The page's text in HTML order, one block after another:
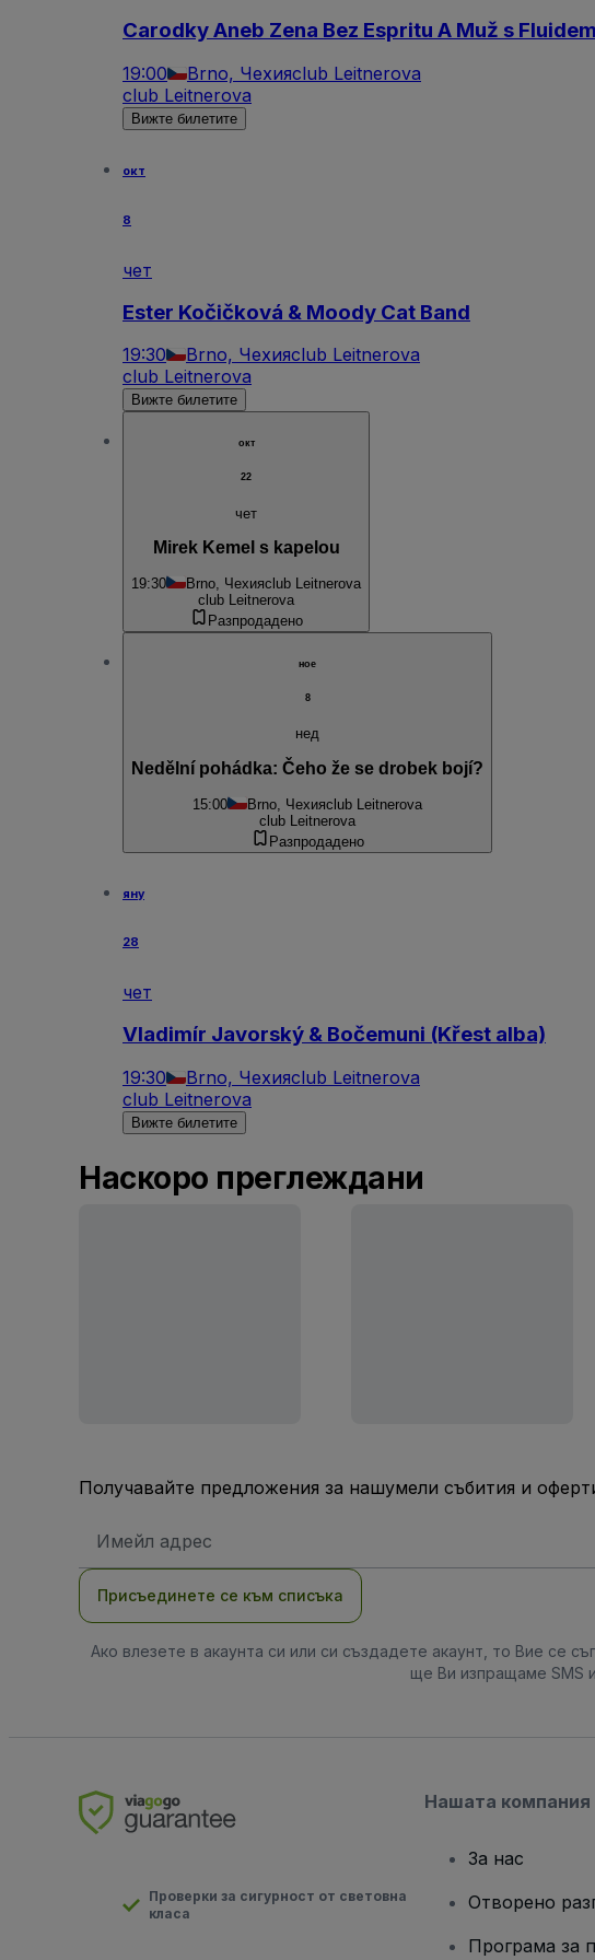
Carodky Aneb Zena Bez Espritu A Muž s
19:00 Brno, Чехияclub Leitnerova
club Leitnerova
Вижте билетите
окт
8
чет
Ester Kočičková & Moody Cat Band
19:30 Brno, Чехияclub Leitnerova
club Leitnerova
Вижте билетите
окт
22
чет
Mirek Kemel s kapelou
19:30 Brno, Чехияclub Leitnerova
club Leitnerova
Разпродадено
ное
8
нед
Nedělní pohádka: Čeho že se drobek bojí?
15:00 Brno, Чехияclub Leitnerova
club Leitnerova
Разпродадено
яну
28
чет
Vladimír Javorský & Bočemuni (Křest alba)
19:30 Brno, Чехияclub Leitnerova
club Leitnerova
Вижте билетите
Наскоро преглеждани
Получавайте предложения за нашумели събития и
адрес
Присъединете се към списъка
Ако влезете в акаунта си или си създадете акаунт, то Вие се
ще Ви изпращаме SMS
Проверки за сигурност от световна
класа
Нашата компания
За нас
Отворено
Програма за